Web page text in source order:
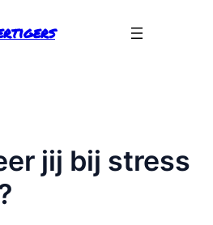
jij bij stress